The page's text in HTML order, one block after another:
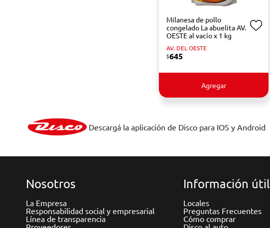
Milanesa de pollo
congelado La abuelita AV.
OESTE al vacío x 1 kg
AV. DEL OESTE
$645
Agregar
Descargá la aplicación de Disco para IOS y Android
Nosotros
La Empresa
Responsabilidad social y empresarial
Línea de transparencia
Información útil
Locales
Preguntas Frecuentes
Cómo comprar